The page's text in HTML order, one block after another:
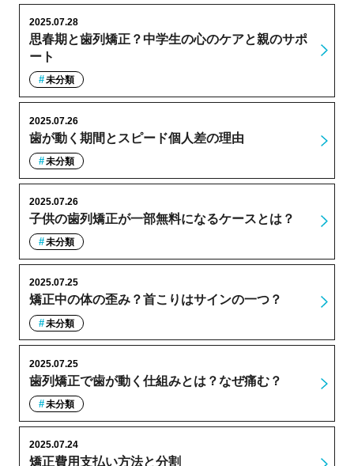
思春期と歯列矯正？中学生の心のケアと親のサポ
ート
2025.07.28
未分類
歯が動く期間とスピード個人差の理由
2025.07.26
未分類
子供の歯列矯正が一部無料になるケースとは？
2025.07.26
未分類
矯正中の体の歪み？首こりはサインの一つ？
2025.07.25
未分類
歯列矯正で歯が動く仕組みとは？なぜ痛む？
2025.07.25
未分類
矯正費用支払い方法と分割
2025.07.24